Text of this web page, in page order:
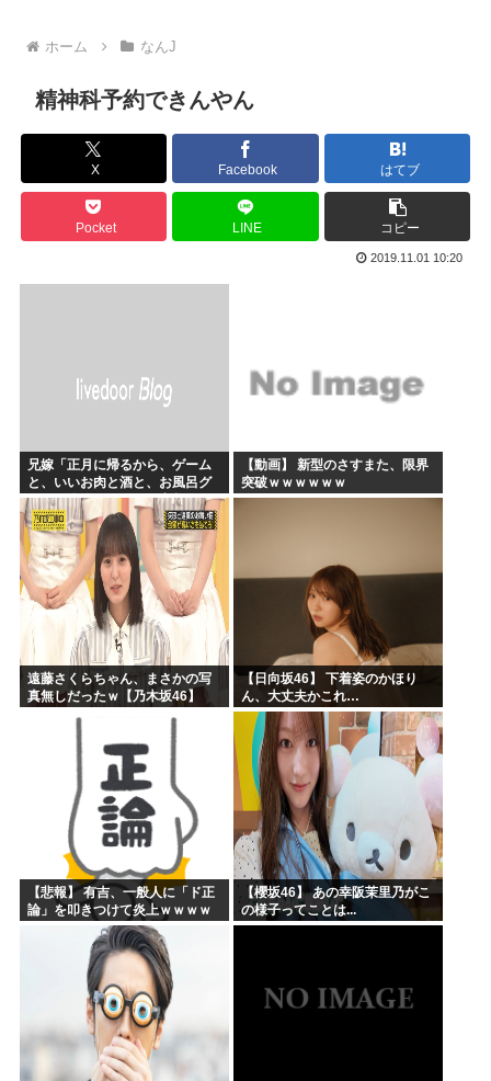
「ムクゲェジ漫画」ガチでリアルだったwww
【原爆の日】へいわをかえせ
週刊少年ジャンプ、発行部数100万部割れwww
日本人「うちの犬、たまたまついてきた八百屋で一目惚れした...
【画像】広島市長のスピーチを聞いてる時の高市早苗の顔ww...
【雑誌】かつて650万部を誇った「週刊少年ジャンプ」、発...
かのかりとかいう誰が見てるのか謎の漫画www
海外「まるでトランプ」FIFAがW杯開催都市と結んだ約束...
Win95開発者「日本でITが3Kと呼ばれるのは企業が根...
ホーム なんJ
精神科予約できんやん
X Facebook はてブ
Pocket LINE コピー
2019.11.01 10:20
兄嫁「正月に帰るから、ゲーム
と、いいお肉と酒と、お風呂グ
ッズの準備しとけよ」寝起きの
私「知るかボケ」兄嫁「キィィ
ィィー！！！！」私「あ…」
【動画】 新型のさすまた、限界
突破ｗｗｗｗｗｗ
遠藤さくらちゃん、まさかの写
真無しだったｗ【乃木坂46】
【日向坂46】 下着姿のかほり
ん、大丈夫かこれ…
【悲報】 有吉、一般人に「ド正
論」を叩きつけて炎上ｗｗｗｗ
【櫻坂46】 あの幸阪茉里乃がこ
の様子ってことは...